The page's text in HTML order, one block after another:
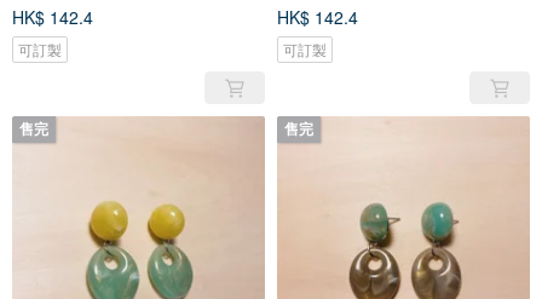
HK$ 142.4
可訂製
HK$ 142.4
可訂製
售完 售完